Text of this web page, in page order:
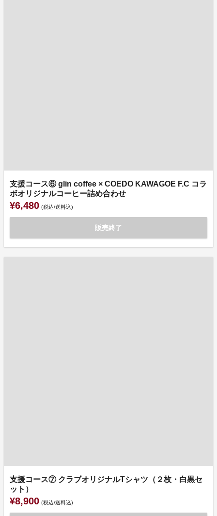
支援コース⑥ glin coffee × COEDO KAWAGOE F.C コラ
ボオリジナルコーヒー詰め合わせ
¥6,480 (税込/送料込)
販売終了
支援コース⑦ クラブオリジナルTシャツ（２枚・白黒セ
ット）
¥8,900 (税込/送料込)